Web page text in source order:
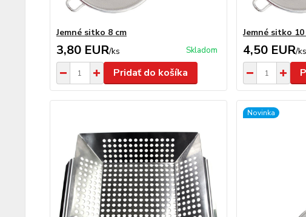
Jemné sitko 8 cm
3,80 EUR/ks Skladom
Pridať do košíka
Jemné sitko 10
4,50 EUR/ks
Novinka